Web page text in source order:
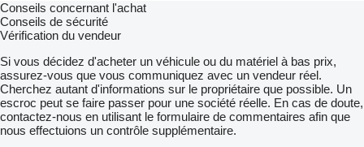
Conseils concernant l'achat
Conseils de sécurité
Vérification du vendeur
Si vous décidez d'acheter un véhicule ou du matériel à bas prix,
assurez-vous que vous communiquez avec un vendeur réel.
Cherchez autant d'informations sur le propriétaire que possible. Un
escroc peut se faire passer pour une société réelle. En cas de doute,
contactez-nous en utilisant le formulaire de commentaires afin que
nous effectuions un contrôle supplémentaire.